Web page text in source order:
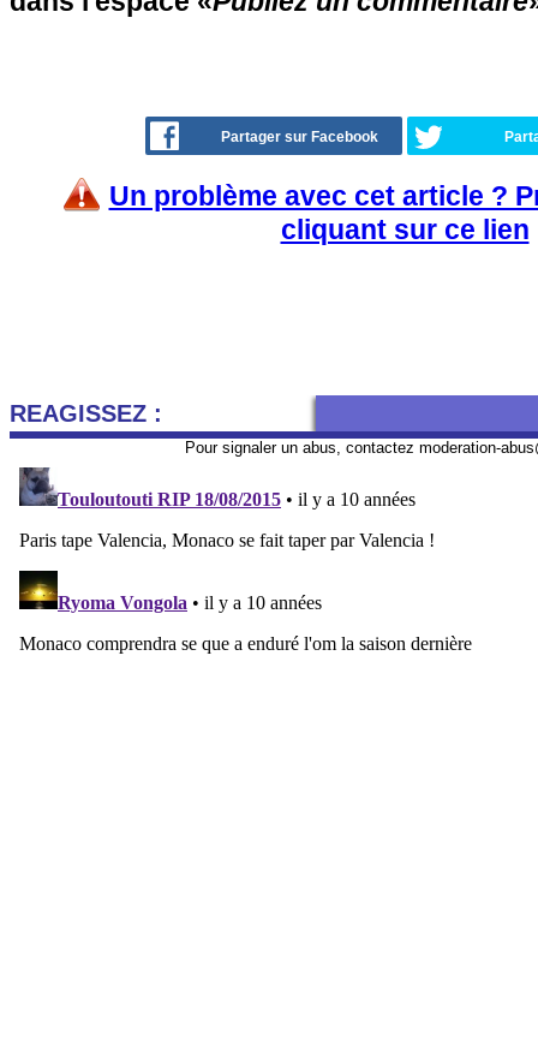
Partager sur Facebook
Un problème avec cet article ?
cliquant sur ce lien
REAGISSEZ :
Pour signaler un abus, contactez moderation-